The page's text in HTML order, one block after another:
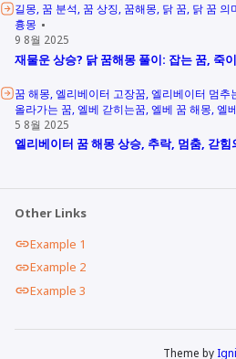
길몽 꿈 분석 꿈 상징 꿈해몽 닭 꿈 닭 꿈 의
흉몽
9 8월 2025
재물운 상승? 닭 꿈해몽 풀이: 잡는 꿈, 죽
꿈 해몽 엘리베이터 고장꿈 엘리베이터 멈추
올라가는 꿈 엘베 갇히는꿈 엘베 꿈 해몽 엘
5 8월 2025
엘리베이터 꿈 해몽 상승, 추락, 멈춤, 갇힘
Other Links
Example 1
Example 2
Example 3
Theme by